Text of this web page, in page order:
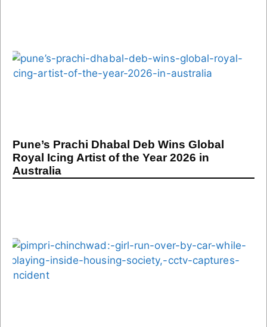
Pune’s Prachi Dhabal Deb Wins Global
Royal Icing Artist of the Year 2026 in
Australia